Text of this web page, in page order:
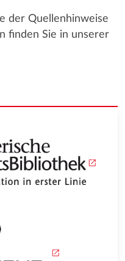
der Quellenhinweise
finden Sie in unserer